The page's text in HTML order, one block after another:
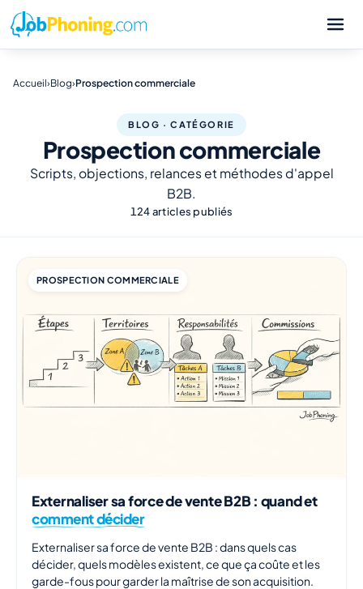
Accueil›Blog›Prospection commerciale
BLOG · CATÉGORIE
Prospection commerciale
Scripts, objections, relances et méthodes d'appel
B2B.
124 articles publiés
PROSPECTION COMMERCIALE
Externaliser sa force de vente B2B : quand et
comment décider
Externaliser sa force de vente B2B : dans quels cas
décider, quels modèles existent, ce que ça coûte et les
garde-fous pour garder la maîtrise de son acquisition.